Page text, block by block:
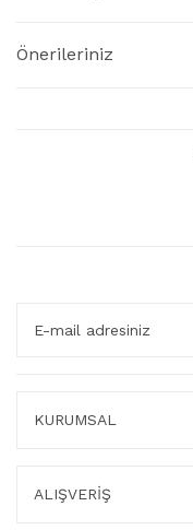
Önerileriniz
KURUMSAL
ALIŞVERİŞ